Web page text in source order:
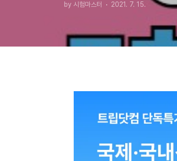
by 시험마스터 2021. 7. 15.